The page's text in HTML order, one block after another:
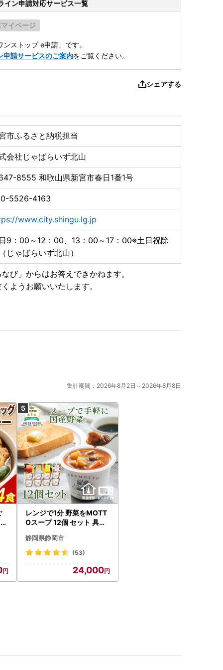
イン申請対応サービス一覧
イページ
ストップ e申請」です。
申請サービスのご案内をご覧ください。
シェアする
市ふるさと納税担当
会社じゃばらいず北山
8555 和歌山県新宮市春日1番1号
5526-4163
www.city.shingu.lg.jp
9：00～12：00、13：00～17：00※土日祝除
じゃばらいず北山）
び」からはお答えできかねます。
ようお願いいたします。
集計期間：2026年8月2日～2026年8月8日
レンジで1分 野菜をMOTT
Oスープ 12個 セット 具だ
産野菜 常温保存
静岡県静岡市
(53)
24,000